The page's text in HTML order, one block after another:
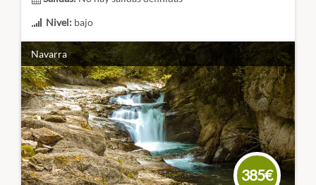
Nivel: bajo
Duración:3 días
Una estación con gran tradición y sin duda una de las
mejores de todolos Pirineos. Ideal para empezar a esquiar
y disfrutar de este deporte de nieve conpistas de varias
longitudes y dificultades.
CÓDIGO VIAJE: 003EES
Navarra
385€